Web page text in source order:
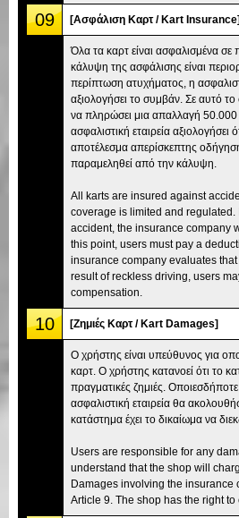
09 [Ασφάλιση Καρτ / Kart
Όλα τα καρτ είναι ασφαλισμένα
κάλυψη της ασφάλισης είναι
περίπτωση ατυχήματος, η
αξιολογήσει το συμβάν. Σε αυτό
να πληρώσει μια απαλλαγή 50.000
ασφαλιστική εταιρεία αξιολογήσει
αποτέλεσμα απερίσκεπτης
παραμεληθεί από την κάλυψη.
All karts are insured against
coverage is limited and regulated.
accident, the insurance company
this point, users must pay a
insurance company evaluates
result of reckless driving, users
compensation.
10 [Ζημιές Καρτ / Kart Damages]
Ο χρήστης είναι υπεύθυνος για
καρτ. Ο χρήστης κατανοεί ότι το
πραγματικές ζημιές.
ασφαλιστική εταιρεία θα
κατάστημα έχει το δικαίωμα να
Users are responsible for any
understand that the shop will
Damages involving the insurance
Article 9. The shop has the right to